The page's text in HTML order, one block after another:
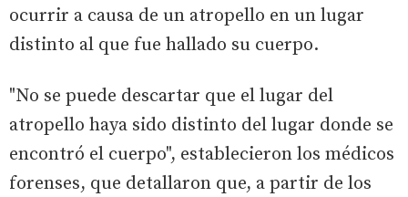
ocurrir a causa de un atropello en un lugar
distinto al que fue hallado su cuerpo.
"No se puede descartar que el lugar del
atropello haya sido distinto del lugar donde se
encontró el cuerpo", establecieron los médicos
forenses, que detallaron que, a partir de los